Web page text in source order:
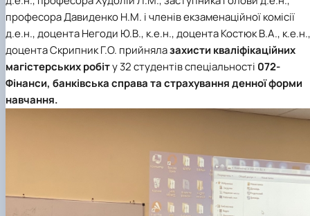
професора Давиденко Н.М. і членів екзаменаційної комісії
д.е.н., доцента Негоди Ю.В., к.е.н., доцента Костюк В.А., к.е.н.,
доцента Скрипник Г.О. прийнялазахисти кваліфікаційних
магістерських робіту 32 студентів спеціальності 072-
Фінанси, банківська справа та страхування денної форми
навчання.